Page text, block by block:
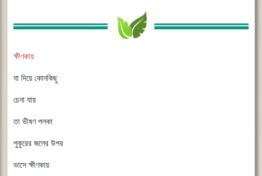
ক্ষীণকায়
যা দিয়ে কোনকিছু
চেনা যায়
তা ভীষণ পলকা
পুকুরের জলের উপর
ভাসে ক্ষীণকায়